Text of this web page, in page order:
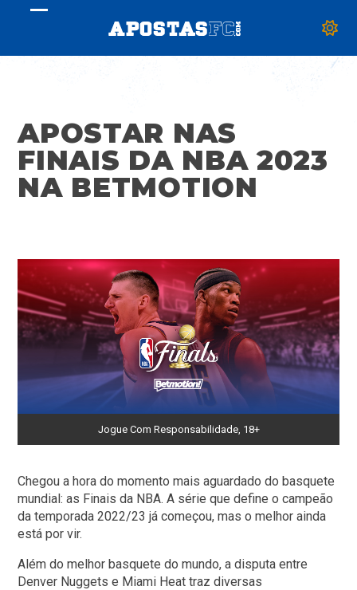
APOSTAR NAS
FINAIS DA NBA 2023
NA BETMOTION
Jogue Com Responsabilidade, 18+
Chegou a hora do momento mais aguardado do basquete
mundial: as Finais da NBA. A série que define o campeão
da temporada 2022/23 já começou, mas o melhor ainda
está por vir.
Além do melhor basquete do mundo, a disputa entre
Denver Nuggets e Miami Heat traz diversas